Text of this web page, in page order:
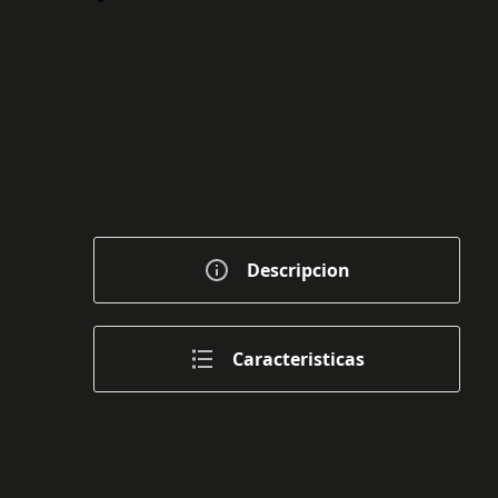
Descripcion
Caracteristicas